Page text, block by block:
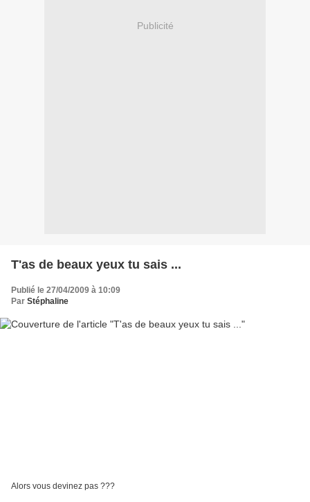
Publicité
T'as de beaux yeux tu sais ...
Publié le 27/04/2009 à 10:09
Par Stéphaline
Alors vous devinez pas ???